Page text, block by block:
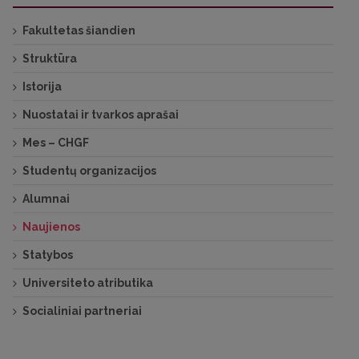
Fakultetas šiandien
Struktūra
Istorija
Nuostatai ir tvarkos aprašai
Mes – CHGF
Studentų organizacijos
Alumnai
Naujienos
Statybos
Universiteto atributika
Socialiniai partneriai